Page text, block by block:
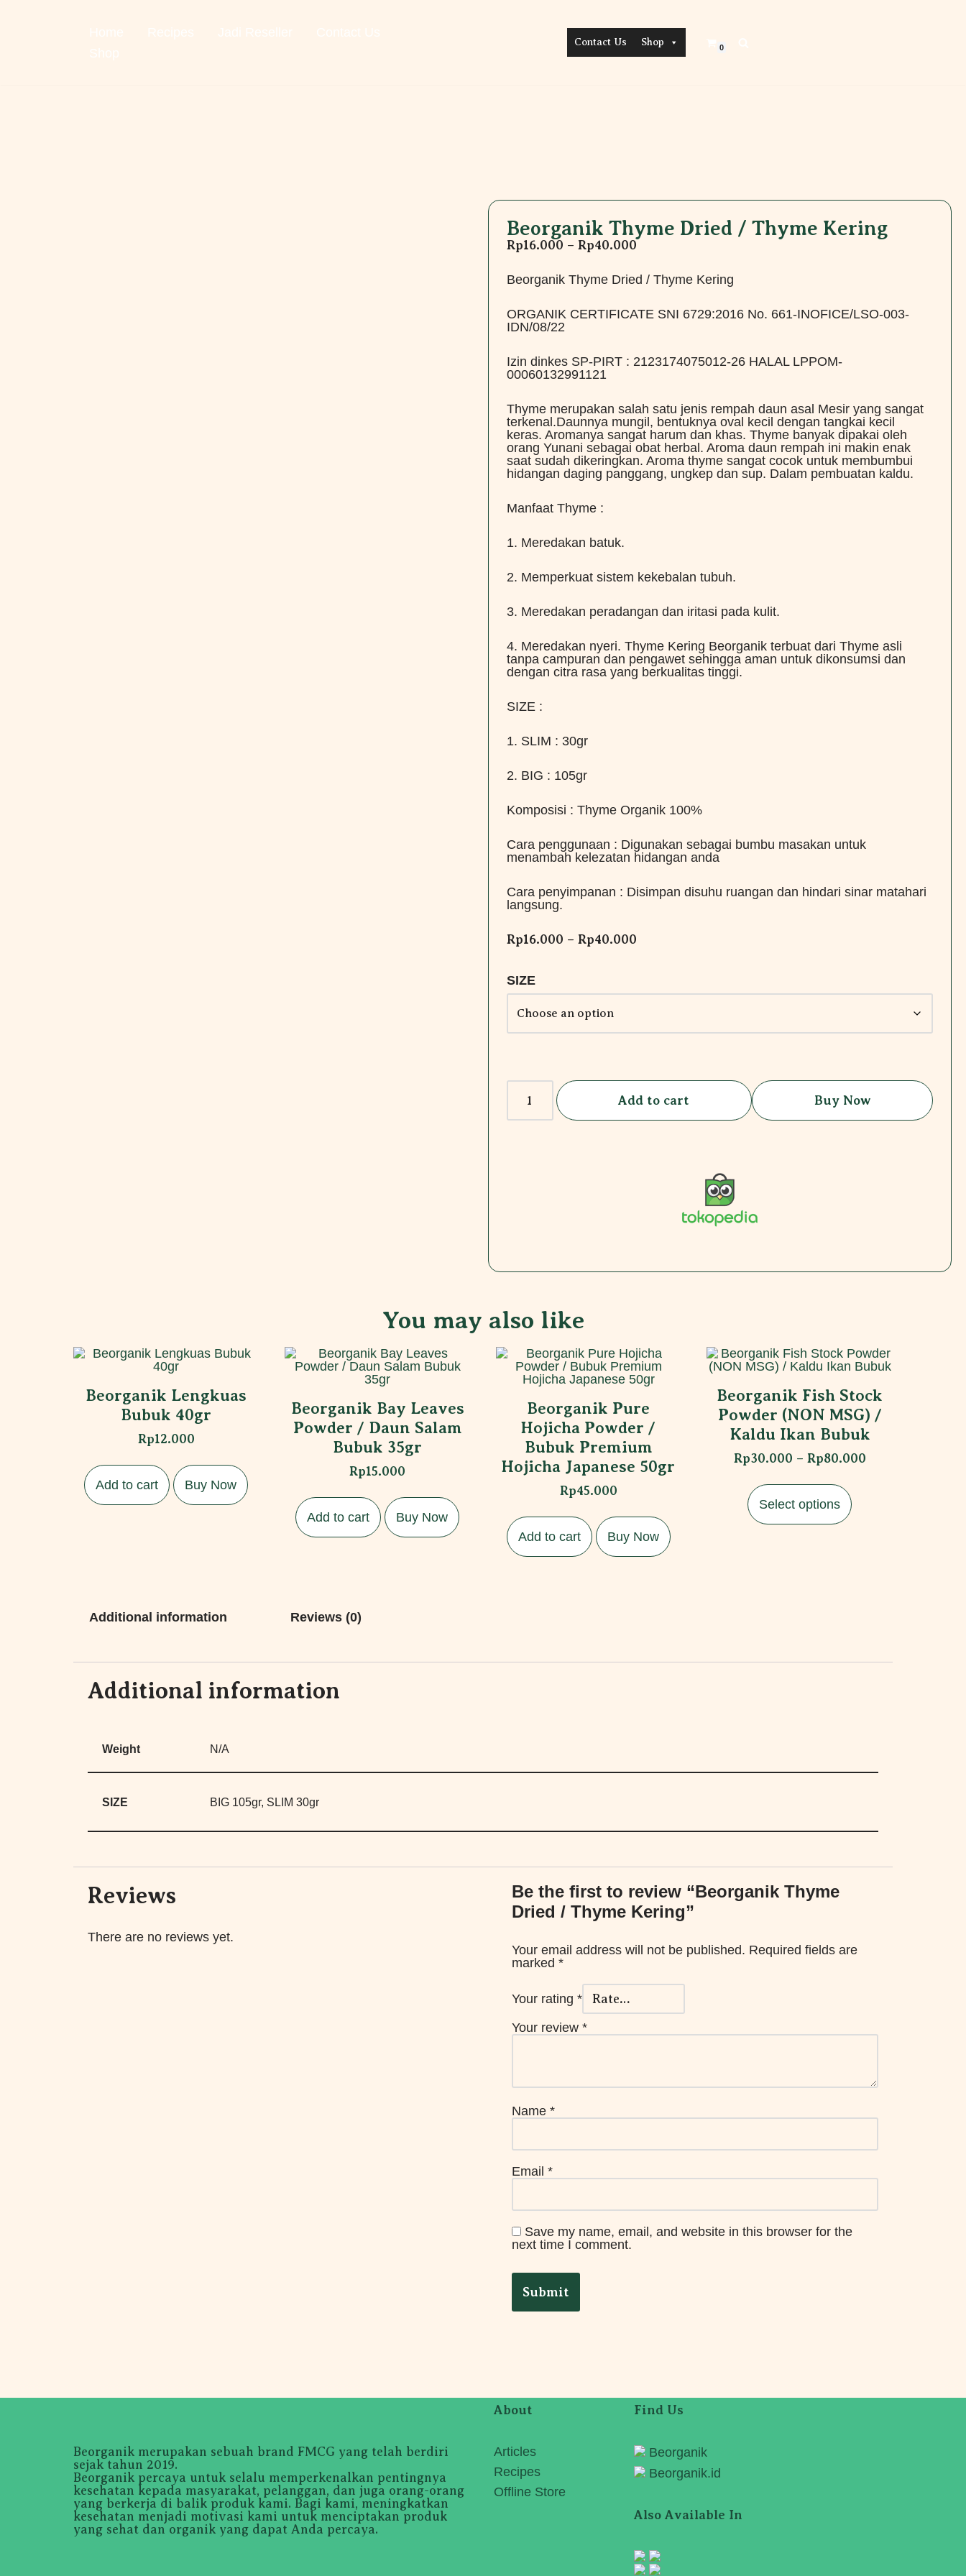
Contact Us Shop 0
Beorganik Thyme Dried / Thyme Kering
Rp16.000 – Rp40.000
Beorganik Thyme Dried / Thyme Kering
ORGANIK CERTIFICATE SNI 6729:2016 No. 661-INOFICE/LSO-003-
IDN/08/22
Izin dinkes SP-PIRT : 2123174075012-26 HALAL LPPOM-
00060132991121
Thyme merupakan salah satu jenis rempah daun asal Mesir yang sangat
terkenal.Daunnya mungil, bentuknya oval kecil dengan tangkai kecil
keras. Aromanya sangat harum dan khas. Thyme banyak dipakai oleh
orang Yunani sebagai obat herbal. Aroma daun rempah ini makin enak
saat sudah dikeringkan. Aroma thyme sangat cocok untuk membumbui
hidangan daging panggang, ungkep dan sup. Dalam pembuatan kaldu.
Manfaat Thyme :
1. Meredakan batuk.
2. Memperkuat sistem kekebalan tubuh.
3. Meredakan peradangan dan iritasi pada kulit.
4. Meredakan nyeri. Thyme Kering Beorganik terbuat dari Thyme asli
tanpa campuran dan pengawet sehingga aman untuk dikonsumsi dan
dengan citra rasa yang berkualitas tinggi.
SIZE :
1. SLIM : 30gr
2. BIG : 105gr
Komposisi : Thyme Organik 100%
Cara penggunaan : Digunakan sebagai bumbu masakan untuk
menambah kelezatan hidangan anda
Cara penyimpanan : Disimpan disuhu ruangan dan hindari sinar matahari
langsung.
Rp16.000 – Rp40.000
SIZE
Add to cart Buy Now
You may also like
Beorganik Lengkuas
Bubuk 40gr
Rp12.000
Add to cart Buy Now
Beorganik Bay Leaves
Powder / Daun Salam
Bubuk 35gr
Rp15.000
Add to cart Buy Now
Beorganik Pure
Hojicha Powder /
Bubuk Premium
Hojicha Japanese 50gr
Rp45.000
Add to cart Buy Now
Beorganik Fish Stock
Powder (NON MSG) /
Kaldu Ikan Bubuk
Rp30.000 – Rp80.000
Select options
Additional information Reviews (0)
Additional information
Weight N/A
SIZE BIG 105gr, SLIM 30gr
Reviews
There are no reviews yet.
Be the first to review “Beorganik Thyme
Dried / Thyme Kering”
Your email address will not be published. Required fields are
marked *
Your rating *
Your review *
Name *
Email *
Save my name, email, and website in this browser for the
next time I comment.
Beorganik merupakan sebuah brand FMCG yang telah berdiri
sejak tahun 2019.
Beorganik percaya untuk selalu memperkenalkan pentingnya
kesehatan kepada masyarakat, pelanggan, dan juga orang-orang
yang berkerja di balik produk kami. Bagi kami, meningkatkan
kesehatan menjadi motivasi kami untuk menciptakan produk
yang sehat dan organik yang dapat Anda percaya.
About
Articles
Recipes
Offline Store
Find Us
Beorganik
Beorganik.id
Also Available In